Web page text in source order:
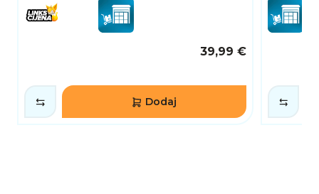
39,99 €
Dodaj